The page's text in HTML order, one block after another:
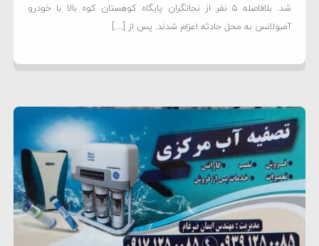
شد. بلافاصله ۵ نفر از نجاتگران پایگاه کوهستان کوه بالا با خودرو
آمبولانس به محل حادثه اعزام شدند. پس از […]